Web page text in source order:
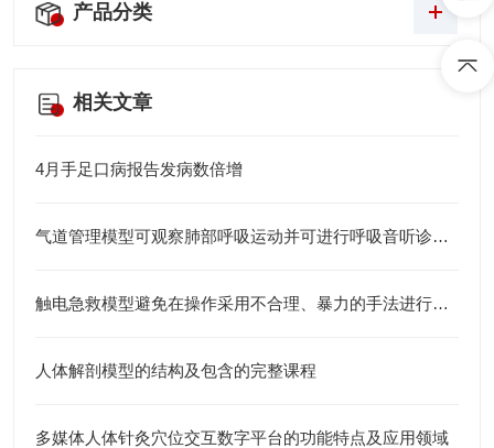
产品分类
相关文章
4月手足口病报告发病数倍增
气道管理模型可观察肺部呼吸运动并可进行呼吸音听诊练习
触电急救模型避免在操作采用不合理、暴力的手法进行检查
人体解剖模型的结构及包含的完整课程
多媒体人体针灸穴位交互数字平台的功能特点及应用领域